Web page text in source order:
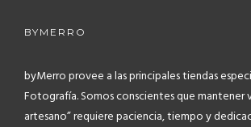
BYMERRO
byMerro provee a las principales tiendas
Fotografía.Somos conscientes que mantener
artesano” requiere paciencia, tiempo y